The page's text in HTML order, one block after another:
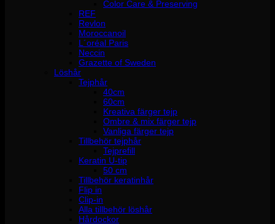
Color Care & Preserving
REF
Revlon
Moroccanoil
L´oréal Paris
Neccin
Grazette of Sweden
Löshår
Tejphår
40cm
60cm
Kreativa färger tejp
Ombre & mix färger tejp
Vanliga färger tejp
Tillbehör tejphår
Tejprefill
Keratin U-tip
50 cm
Tillbehör keratinhår
Flip in
Clip-in
Alla tillbehör löshår
Hårdockor